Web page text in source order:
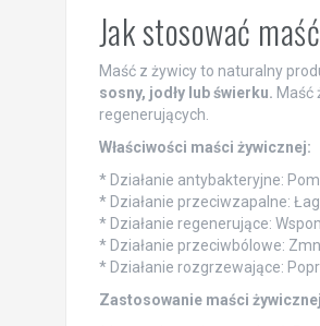
Jak stosować
Maść z żywicy to naturalny
sosny, jodły lub świerku. Maść
regenerujących.
Właściwości maści żywicznej:
* Działanie antybakteryjne:
* Działanie przeciwzapalne:
* Działanie regenerujące:
* Działanie przeciwbólowe:
* Działanie rozgrzewające:
Zastosowanie maści